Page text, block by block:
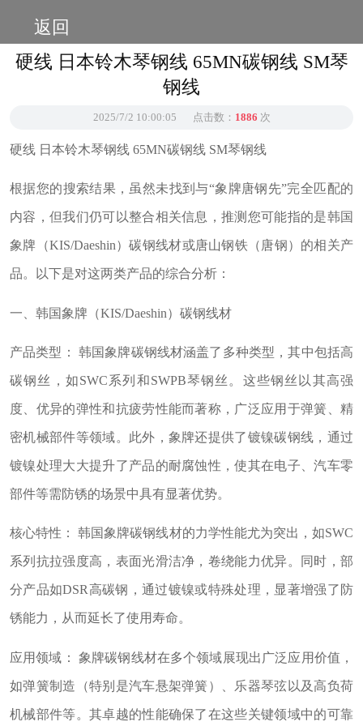
返回
硬线 日本铃木琴钢线 65MN碳钢线 SM琴
钢线
2025/7/2 10:00:05 点击数： 1886 次
硬线 日本铃木琴钢线 65MN碳钢线 SM琴钢线
根据您的搜索结果，虽然未找到与“象牌唐钢先”完全匹配的
内容，但我们仍可以整合相关信息，推测您可能指的是韩国
象牌（KIS/Daeshin）碳钢线材或唐山钢铁（唐钢）的相关产
品。以下是对这两类产品的综合分析：
一、韩国象牌（KIS/Daeshin）碳钢线材
产品类型： 韩国象牌碳钢线材涵盖了多种类型，其中包括高
碳钢丝，如SWC系列和SWPB琴钢丝。这些钢丝以其高强
度、优异的弹性和抗疲劳性能而著称，广泛应用于弹簧、精
密机械部件等领域。此外，象牌还提供了镀镍碳钢线，通过
镀镍处理大大提升了产品的耐腐蚀性，使其在电子、汽车零
部件等需防锈的场景中具有显著优势。
核心特性： 韩国象牌碳钢线材的力学性能尤为突出，如SWC
系列抗拉强度高，表面光滑洁净，卷绕能力优异。同时，部
分产品如DSR高碳钢，通过镀镍或特殊处理，显著增强了防
锈能力，从而延长了使用寿命。
应用领域： 象牌碳钢线材在多个领域展现出广泛应用价值，
如弹簧制造（特别是汽车悬架弹簧）、乐器琴弦以及高负荷
机械部件等。其卓越的性能确保了在这些关键领域中的可靠